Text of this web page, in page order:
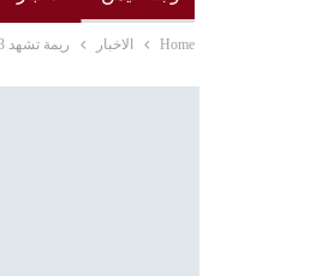
Home الاخبار ريمة تشهد 23 مسيرة حاشدة تضامنا مع الشعب الفلسطيني ومقاومته الباسلة